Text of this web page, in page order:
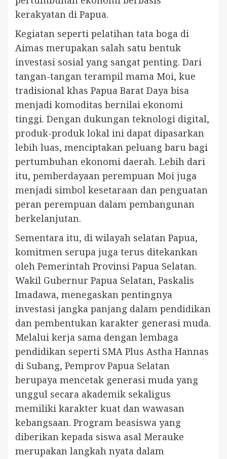
kerakyatan di Papua.
Kegiatan seperti pelatihan tata boga di
Aimas merupakan salah satu bentuk
investasi sosial yang sangat penting. Dari
tangan-tangan terampil mama Moi, kue
tradisional khas Papua Barat Daya bisa
menjadi komoditas bernilai ekonomi
tinggi. Dengan dukungan teknologi digital,
produk-produk lokal ini dapat dipasarkan
lebih luas, menciptakan peluang baru bagi
pertumbuhan ekonomi daerah. Lebih dari
itu, pemberdayaan perempuan Moi juga
menjadi simbol kesetaraan dan penguatan
peran perempuan dalam pembangunan
berkelanjutan.
Sementara itu, di wilayah selatan Papua,
komitmen serupa juga terus ditekankan
oleh Pemerintah Provinsi Papua Selatan.
Wakil Gubernur Papua Selatan, Paskalis
Imadawa, menegaskan pentingnya
investasi jangka panjang dalam pendidikan
dan pembentukan karakter generasi muda.
Melalui kerja sama dengan lembaga
pendidikan seperti SMA Plus Astha Hannas
di Subang, Pemprov Papua Selatan
berupaya mencetak generasi muda yang
unggul secara akademik sekaligus
memiliki karakter kuat dan wawasan
kebangsaan. Program beasiswa yang
diberikan kepada siswa asal Merauke
merupakan langkah nyata dalam